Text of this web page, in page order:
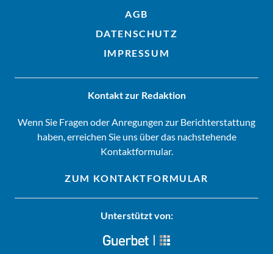
AGB
DATENSCHUTZ
IMPRESSUM
Kontakt zur Redaktion
Wenn Sie Fragen oder Anregungen zur Berichterstattung
haben, erreichen Sie uns über das nachstehende
Kontaktformular.
ZUM KONTAKTFORMULAR
Unterstützt von: